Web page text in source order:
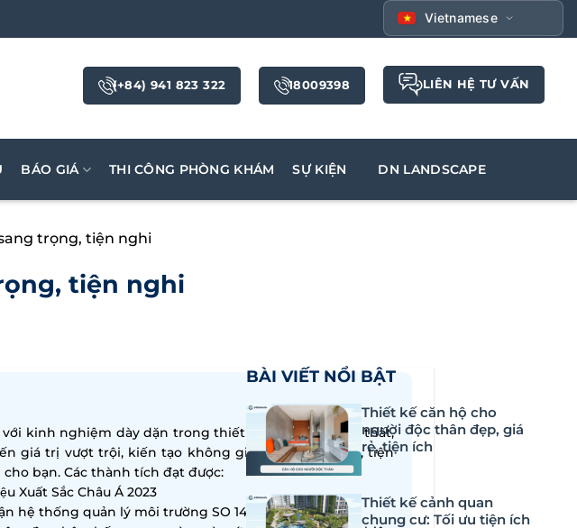
Vietnamese
(+84) 941 823 322 18009398 LIÊN HỆ TƯ VẤN
BÁO GIÁ THI CÔNG PHÒNG KHÁM SỰ KIỆN DN LANDSCAPE
trọng, tiện nghi
tiện nghi
với kinh nghiệm dày dặn trong thiết kế – thi công nội thất,
giá trị vượt trội, kiến tạo không gian sống hiện đại, tiện
bạn. Các thành tích đạt được:
Xuất Sắc Châu Á 2023
hệ thống quản lý môi trường SO 14001:2015
BÀI VIẾT NỔI BẬT
Thiết kế căn hộ cho
người độc thân đẹp, giá
rẻ, tiện ích
Thiết kế cảnh quan
chung cư: Tối ưu tiện ích